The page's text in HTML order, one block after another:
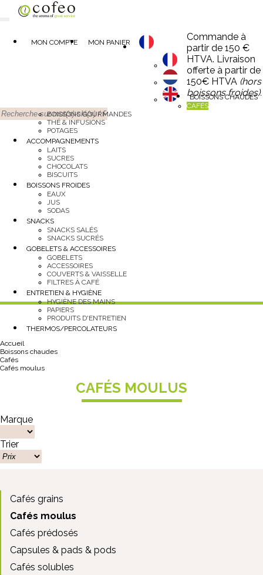
MON COMPTE MON PANIER
Commande à
partir de 150 €
HTVA. Livraison
offerte à partir de
150€ HTVA (hors
boissons froides).
BOISSONS CHAUDES
CAFÉS
BOISSONS GOURMANDES
THÉ & INFUSIONS
POTAGES
ACCOMPAGNEMENTS
LAITS
SUCRES
CHOCOLATS
BISCUITS
BOISSONS FROIDES
EAUX
JUS
SODAS
SNACKS
SNACKS SALÉS
SNACKS SUCRÉS
GOBELETS & ACCESSOIRES
GOBELETS
ACCESSOIRES
COUVERTS & VAISSELLE
FILTRES À CAFÉ
ENTRETIEN & HYGIÈNE
HYGIÈNE DES MAINS
PAPIERS
PRODUITS D'ENTRETIEN
THERMOS/PERCOLATEURS
Accueil
Boissons chaudes
Cafés
Cafés moulus
CAFÉS MOULUS
Marque
Trier
Cafés grains
Cafés moulus
Cafés prédosés
Capsules & pads & pods
Cafés solubles